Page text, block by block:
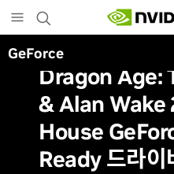
to
main
content
GeForce
Dragon Age:
& Alan Wake
House
Ready 드라이